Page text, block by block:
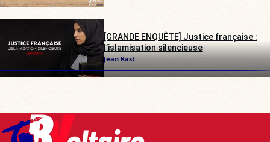
[GRANDE ENQUÊTE] Justice française :
l’islamisation silencieuse
Jean Kast